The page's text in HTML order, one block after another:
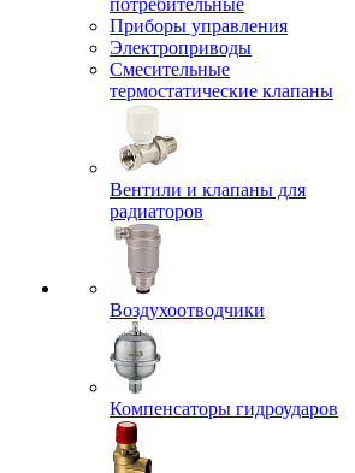
потребительные
Приборы управления
Электроприводы
Смесительные
термостатические клапаны
Вентили и клапаны для
радиаторов
Воздухоотводчики
Компенсаторы гидроударов